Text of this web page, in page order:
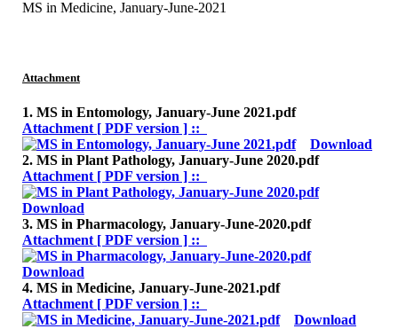
MS in Medicine, January-June-2021
Attachment
1. MS in Entomology, January-June 2021.pdf
Attachment [ PDF version ] ::
Download
2. MS in Plant Pathology, January-June 2020.pdf
Attachment [ PDF version ] ::
Download
3. MS in Pharmacology, January-June-2020.pdf
Attachment [ PDF version ] ::
Download
4. MS in Medicine, January-June-2021.pdf
Attachment [ PDF version ] ::
Download